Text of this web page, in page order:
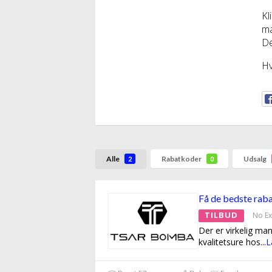
Alle 2 Rabatkoder 0 Udsalg
Få de bedste
TILBUD No
Der er virkelig
kvalitetsure hos...